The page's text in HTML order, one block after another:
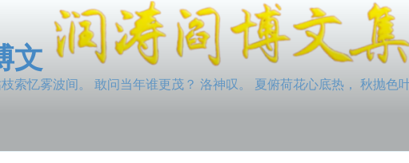
文
索忆雾波间。 敢问当年谁更茂？ 洛神叹。 夏俯荷花心底热， 秋抛